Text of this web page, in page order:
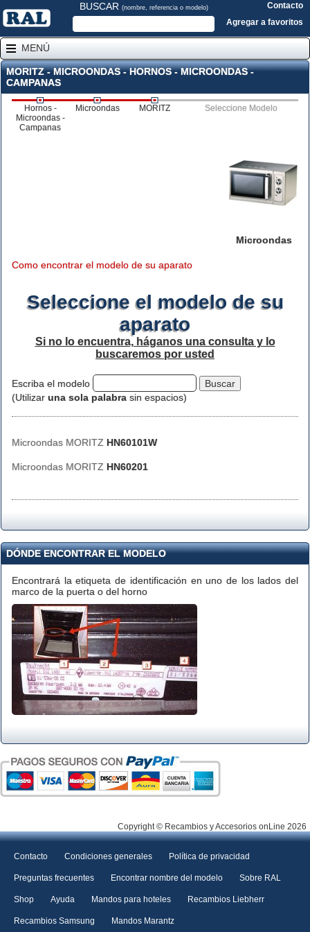
BUSCAR (nombre, referencia o modelo)
Contacto
Agregar a favoritos
MENÚ
MORITZ - MICROONDAS - HORNOS - MICROONDAS -
CAMPANAS
Hornos -
Microondas -
Campanas
Microondas MORITZ Seleccione Modelo
Microondas
Como encontrar el modelo de su aparato
Seleccione el modelo de su
aparato
Si no lo encuentra, háganos una consulta y lo
buscaremos por usted
Escriba el modelo
(Utilizar una sola palabra sin espacios)
Microondas MORITZ HN60101W
Microondas MORITZ HN60201
DÓNDE ENCONTRAR EL MODELO
Encontrará la etiqueta de identificación en uno de los lados del
marco de la puerta o del horno
Copyright © Recambios y Accesorios onLine 2026
Contacto Condiciones generales Política de privacidad
Preguntas frecuentes Encontrar nombre del modelo Sobre RAL
Shop Ayuda Mandos para hoteles Recambios Liebherr
Recambios Samsung Mandos Marantz